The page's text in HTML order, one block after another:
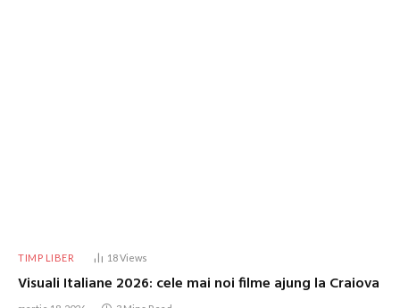
TIMP LIBER 18Views
Visuali Italiane 2026: cele mai noi filme ajung la Craiova